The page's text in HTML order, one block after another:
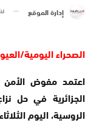
إدارة الموقع
الصحراء اليومية/
اعتمد مفوض الأمن
الجزائرية في حل
الروسية، اليوم